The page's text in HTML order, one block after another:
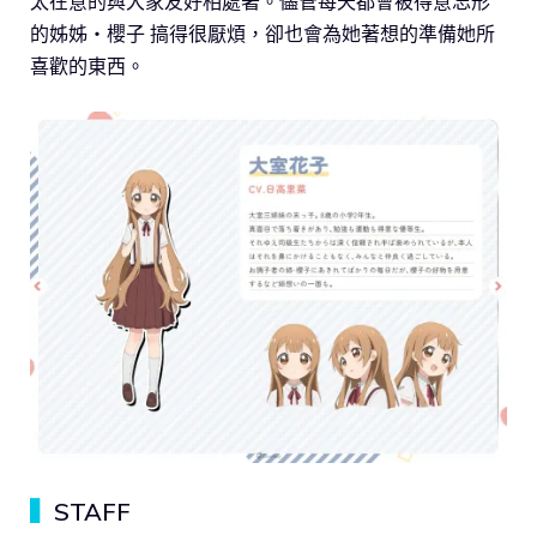
的姊姊・櫻子 搞得很厭煩，卻也會為她著想的準備她所
喜歡的東西。
STAFF